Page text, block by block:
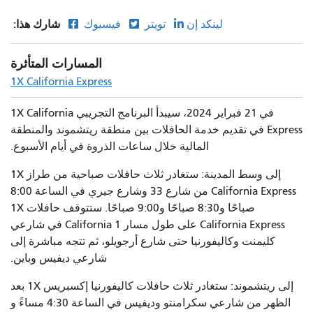
شارك هذا: فيسبوك تويتر لينكد إن
المسارات المتأثرة
1X California Express
في 21 فبراير 2024، سيبدأ البرنامج التجريبي 1X California
Express في تقديم خدمة الحافلات بين منطقة ريتشموند والمنطقة
المالية خلال ساعات الذروة في أيام الأسبوع.
إلى وسط المدينة: ستغادر ثلاث حافلات صباحية من طراز 1X
California Express من شارع 33 وشارع جيري في الساعة 8:00
صباحًا و8:30 صباحًا و9:00 صباحًا. ستتوقف حافلات 1X
California Express على طول مسار 1 California في شارعي
كليمنت وكاليفورنيا حتى شارع أرجويلو، ثم تتجه مباشرة إلى
شارعي ديفيس وباين.
إلى ريتشموند: ستغادر ثلاث حافلات كاليفورنيا إكسبريس 1X بعد
الظهر من شارعي سكرامنتو وديفيس في الساعة 4:30 مساءً و